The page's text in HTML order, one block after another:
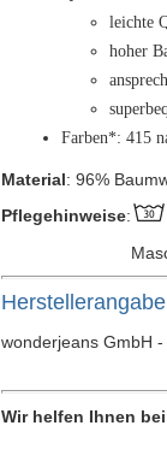
leichte
hoher
Farben*: 415
Material: 96%
Pflegehinweise:
wonderjeans GmbH
Wir helfen Ihnen